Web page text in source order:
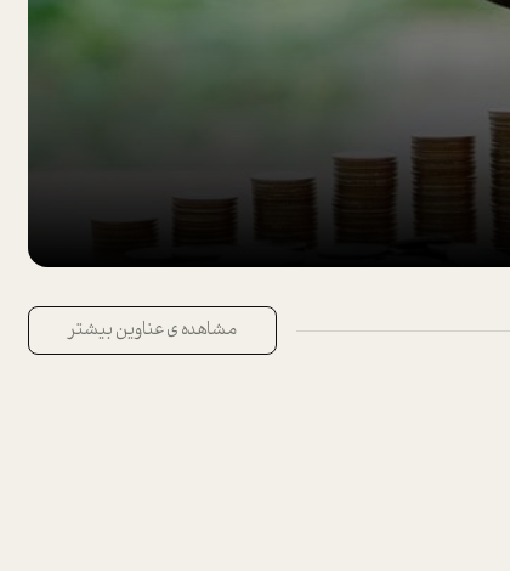
مشاهده ی عناوین بیشتر